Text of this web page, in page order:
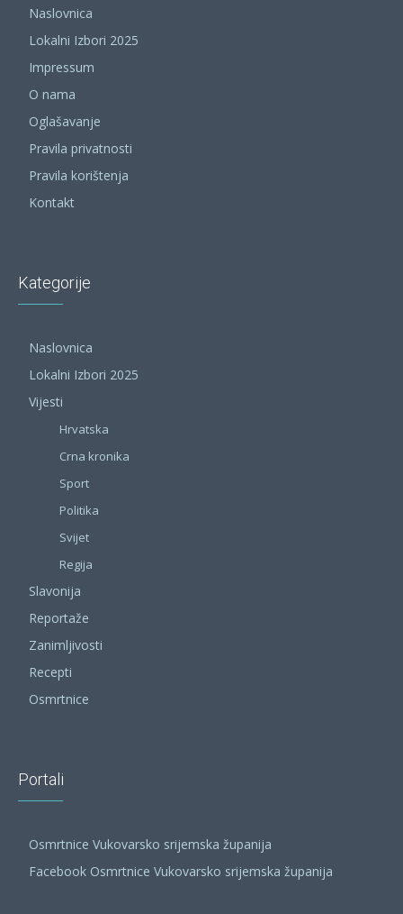
Naslovnica
Lokalni Izbori 2025
Impressum
O nama
Oglašavanje
Pravila privatnosti
Pravila korištenja
Kontakt
Kategorije
Naslovnica
Lokalni Izbori 2025
Vijesti
Hrvatska
Crna kronika
Sport
Politika
Svijet
Regija
Slavonija
Reportaže
Zanimljivosti
Recepti
Osmrtnice
Portali
Osmrtnice Vukovarsko srijemska županija
Facebook Osmrtnice Vukovarsko srijemska županija